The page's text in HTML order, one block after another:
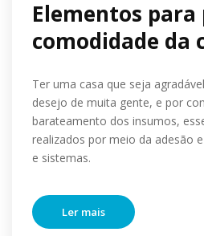
Elementos para
comodidade da
Ter uma casa que seja
desejo de muita gente, e por
barateamento dos insumos,
realizados por meio da adesão
e sistemas.
Ler mais